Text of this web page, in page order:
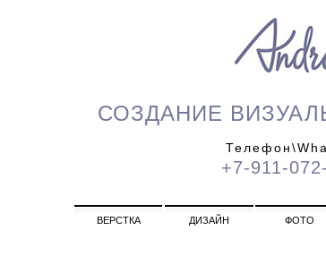
СОЗДАНИЕ
+7-911-
ВЕРСТКА ДИЗАЙН ФОТО